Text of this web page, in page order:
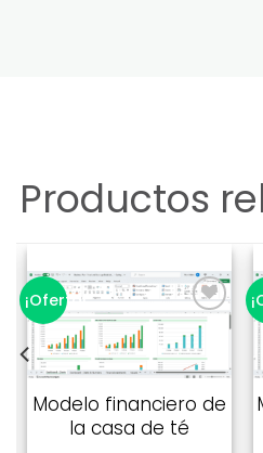
Productos
¡Oferta!
Añadir
a la
lista de
deseos
Modelo financiero de
la casa de té